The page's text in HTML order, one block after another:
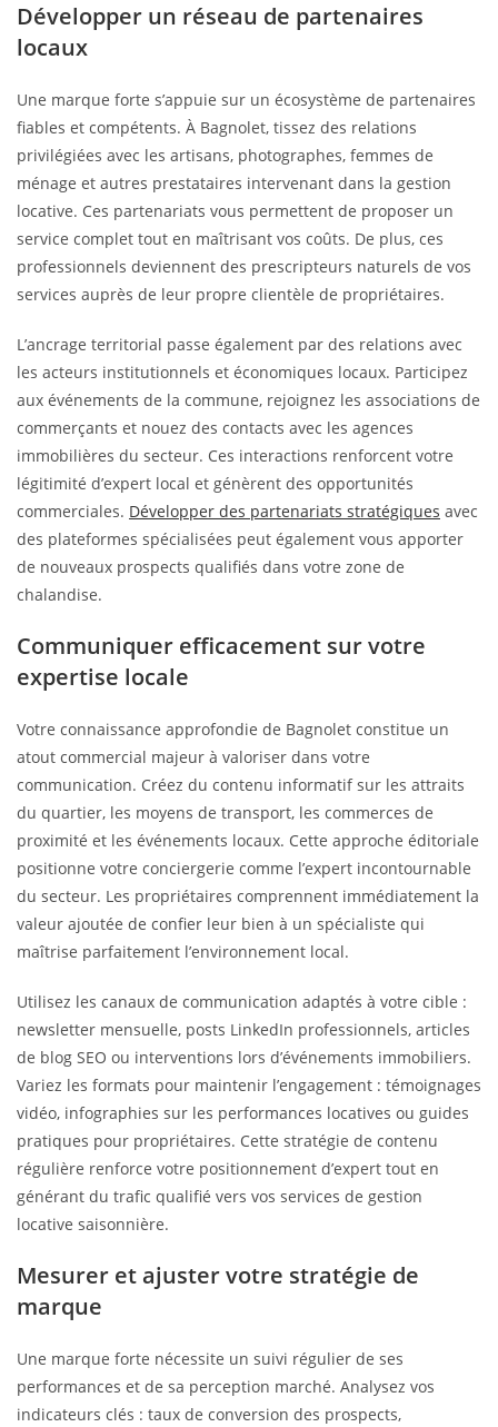
Développer un réseau de partenaires
locaux
Une marque forte s’appuie sur un écosystème de partenaires
fiables et compétents. À Bagnolet, tissez des relations
privilégiées avec les artisans, photographes, femmes de
ménage et autres prestataires intervenant dans la gestion
locative. Ces partenariats vous permettent de proposer un
service complet tout en maîtrisant vos coûts. De plus, ces
professionnels deviennent des prescripteurs naturels de vos
services auprès de leur propre clientèle de propriétaires.
L’ancrage territorial passe également par des relations avec
les acteurs institutionnels et économiques locaux. Participez
aux événements de la commune, rejoignez les associations de
commerçants et nouez des contacts avec les agences
immobilières du secteur. Ces interactions renforcent votre
légitimité d’expert local et génèrent des opportunités
commerciales. Développer des partenariats stratégiques avec
des plateformes spécialisées peut également vous apporter
de nouveaux prospects qualifiés dans votre zone de
chalandise.
Communiquer efficacement sur votre
expertise locale
Votre connaissance approfondie de Bagnolet constitue un
atout commercial majeur à valoriser dans votre
communication. Créez du contenu informatif sur les attraits
du quartier, les moyens de transport, les commerces de
proximité et les événements locaux. Cette approche éditoriale
positionne votre conciergerie comme l’expert incontournable
du secteur. Les propriétaires comprennent immédiatement la
valeur ajoutée de confier leur bien à un spécialiste qui
maîtrise parfaitement l’environnement local.
Utilisez les canaux de communication adaptés à votre cible :
newsletter mensuelle, posts LinkedIn professionnels, articles
de blog SEO ou interventions lors d’événements immobiliers.
Variez les formats pour maintenir l’engagement : témoignages
vidéo, infographies sur les performances locatives ou guides
pratiques pour propriétaires. Cette stratégie de contenu
régulière renforce votre positionnement d’expert tout en
générant du trafic qualifié vers vos services de gestion
locative saisonnière.
Mesurer et ajuster votre stratégie de
marque
Une marque forte nécessite un suivi régulier de ses
performances et de sa perception marché. Analysez vos
indicateurs clés : taux de conversion des prospects,